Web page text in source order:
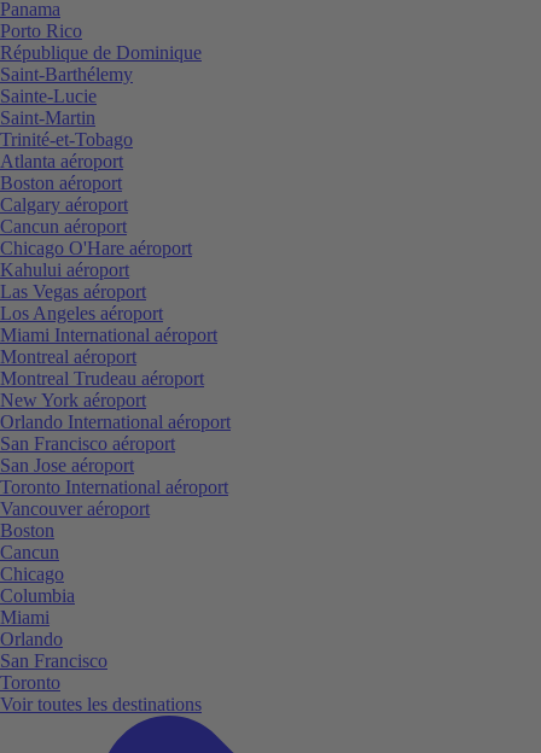
Panama
Porto Rico
République de Dominique
Saint-Barthélemy
Sainte-Lucie
Saint-Martin
Trinité-et-Tobago
Atlanta aéroport
Boston aéroport
Calgary aéroport
Cancun aéroport
Chicago O'Hare aéroport
Kahului aéroport
Las Vegas aéroport
Los Angeles aéroport
Miami International aéroport
Montreal aéroport
Montreal Trudeau aéroport
New York aéroport
Orlando International aéroport
San Francisco aéroport
San Jose aéroport
Toronto International aéroport
Vancouver aéroport
Boston
Cancun
Chicago
Columbia
Miami
Orlando
San Francisco
Toronto
Voir toutes les destinations